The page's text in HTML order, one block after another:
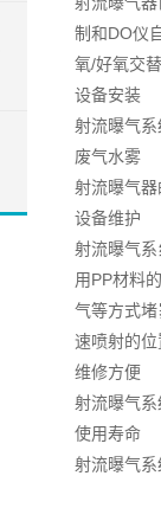
制和DO仪
氧/好氧交
设备安装
射流曝气
废气水雾
射流曝气
设备维护
射流曝气
用PP材料
气等方式
速喷射的
维修方便
射流曝气
使用寿命
射流曝气